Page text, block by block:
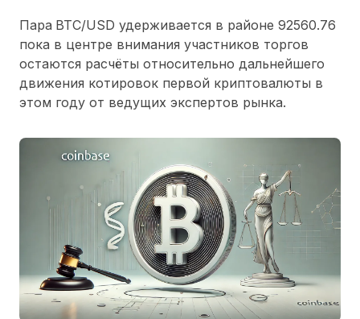
Пара BTC/USD удерживается в районе 92560.76
пока в центре внимания участников торгов
остаются расчёты относительно дальнейшего
движения котировок первой криптовалюты в
этом году от ведущих экспертов рынка.